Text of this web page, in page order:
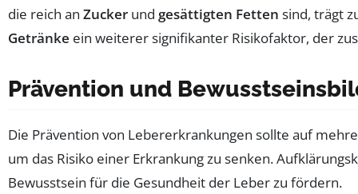
die reich an Zucker und gesättigten Fetten sind, trägt
Getränke ein weiterer signifikanter Risikofaktor, der
Prävention und
Die Prävention von Lebererkrankungen sollte auf
um das Risiko einer Erkrankung zu senken.
Bewusstsein für die Gesundheit der Leber zu fördern.